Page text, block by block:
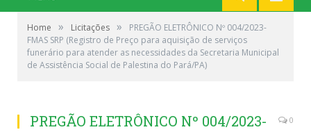
Home » Licitações »
PREGÃO ELETRÔNICO Nº 004/2023-
FMAS SRP (Registro de Preço para aquisição de serviços
funerário para atender as necessidades da Secretaria Municipal
de Assistência Social de Palestina do Pará/PA)
PREGÃO ELETRÔNICO Nº 004/2023-
0